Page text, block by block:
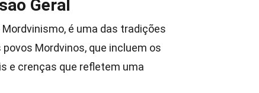
Geral
é uma das tradições
Mordvinos, que incluem os
e crenças que refletem uma